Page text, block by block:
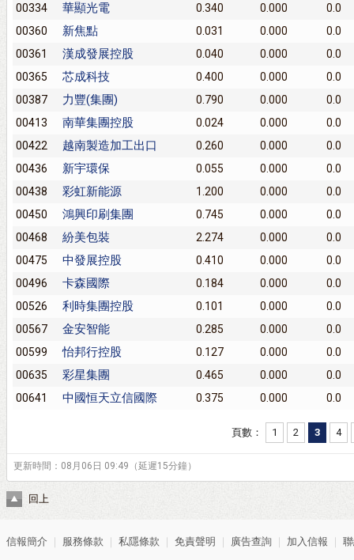
00334
華顯光電 0.340 0.000
0.0
00360
新焦點 0.031 0.000
0.0
00361
漢成發展控股 0.040 0.000
0.0
00365
芯成科技 0.400 0.000
0.0
00387
力豐(集團) 0.790 0.000
0.0
00413
南華集團控股 0.024 0.000
0.0
00422
越南製造加工出口 0.260 0.000
0.0
00436
新宇環保 0.055 0.000
0.0
00438
彩虹新能源 1.200 0.000
0.0
00450
鴻興印刷集團 0.745 0.000
0.0
00468
紛美包裝 2.274 0.000
0.0
00475
中發展控股 0.410 0.000
0.0
00496
卡森國際 0.184 0.000
0.0
00526
利時集團控股 0.101 0.000
0.0
00567
金安智能 0.285 0.000
0.0
00599
怡邦行控股 0.127 0.000
0.0
00635
彩星集團 0.465 0.000
0.0
00641
中國恒天立信國際 0.375 0.000 0.0
頁數： 1 2 3 4
更新時間：08月06日 09:49（延遲15分鐘）
回上
信報簡介 服務條款 私隱條款 免責聲明 廣告查詢 加入信報